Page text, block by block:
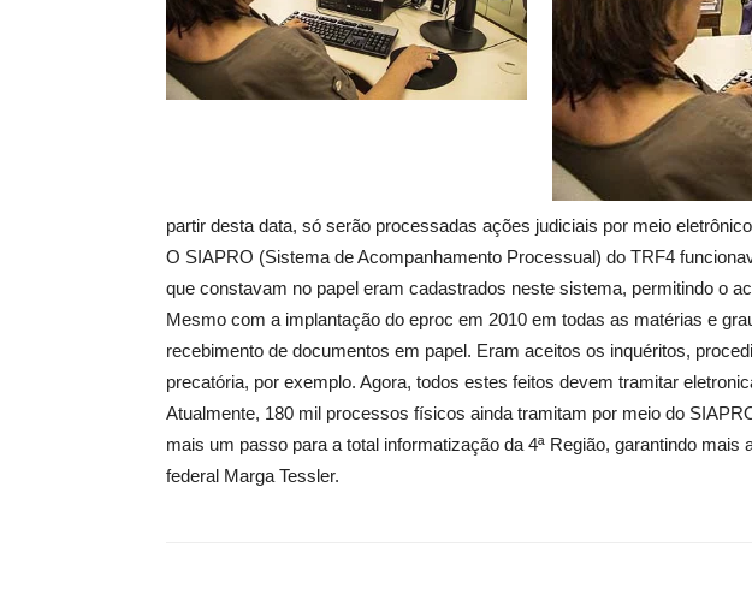
partir desta data, só serão processadas ações judiciais por meio
O SIAPRO (Sistema de Acompanhamento Processual) do TRF4
que constavam no papel eram cadastrados neste sistema, permitindo o
Mesmo com a implantação do eproc em 2010 em todas as matérias e
recebimento de documentos em papel. Eram aceitos os inquéritos,
precatória, por exemplo. Agora, todos estes feitos devem tramitar
Atualmente, 180 mil processos físicos ainda tramitam por meio do
mais um passo para a total informatização da 4ª Região, garantindo
federal Marga Tessler.